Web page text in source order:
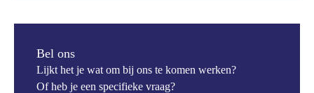
Bel ons
Lijkt het je wat om bij ons te komen werken?
Of heb je een specifieke vraag?